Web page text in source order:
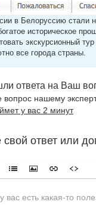
в Белоруссию стали
историческое
экскурсионный
все города страны.
ответа на Ваш
вопрос нашему
у вас 2 минут
ответ или